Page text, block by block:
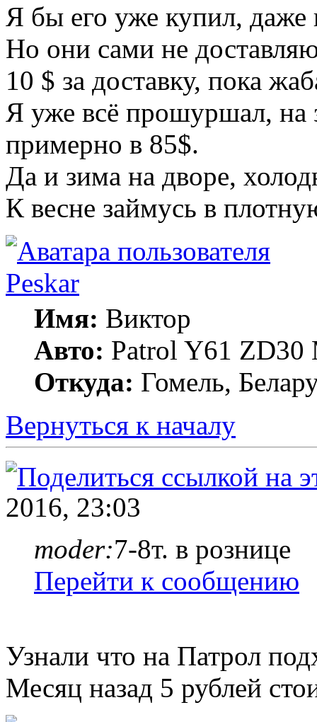
Я бы его уже купил, даже
Но они сами не
10 $ за доставку, пока
Я уже всё прошуршал, на
примерно в 85$.
Да и зима на дворе,
К весне займусь в
Peskar
Имя: Виктор
Авто: Patrol Y61
Откуда: Гомель,
Вернуться к началу
2016, 23:03
moder:7-8т. в рознице
Перейти к сообщению
Узнали что на Патрол
Месяц назад 5 рублей